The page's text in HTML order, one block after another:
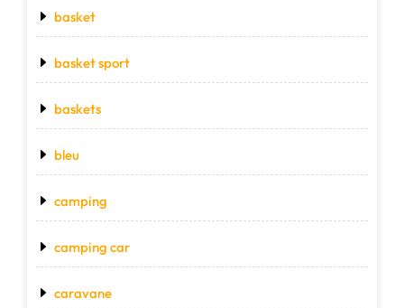
basket
basket sport
baskets
bleu
camping
camping car
caravane